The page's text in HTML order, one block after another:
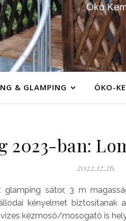
Öko
& GLAMPING ÖKO-
2023-ban:
2022.12.26.
glamping sátor, 3 m
kényelmet
kézmosó/mosogató is